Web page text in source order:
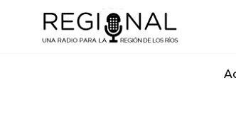
Click acá para ir directamente al contenido